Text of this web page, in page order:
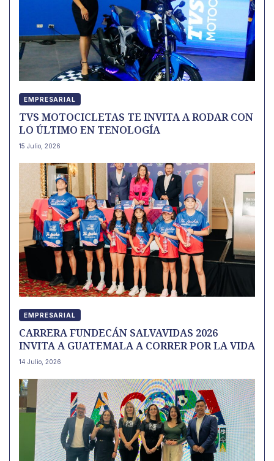
EMPRESARIAL
TVS MOTOCICLETAS TE INVITA A RODAR CON
LO ÚLTIMO EN TENOLOGÍA
15 Julio, 2026
EMPRESARIAL
CARRERA FUNDECÁN SALVAVIDAS 2026
INVITA A GUATEMALA A CORRER POR LA VIDA
14 Julio, 2026